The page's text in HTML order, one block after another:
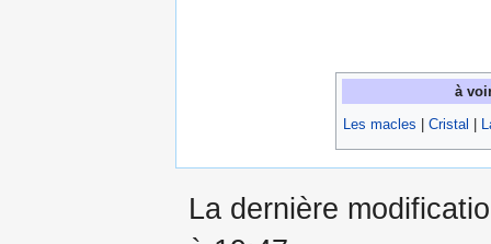
à
Les macles
Cristal
La dernière